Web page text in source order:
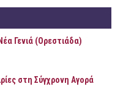
Γενιά (Ορεστιάδα)
στη Σύγχρονη Αγορά